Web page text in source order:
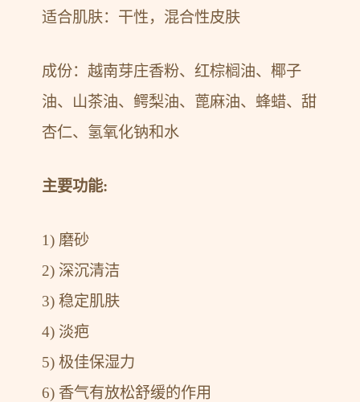
适合肌肤：干性，混合性皮肤
成份：越南芽庄香粉、红棕榈油、椰子
油、山茶油、鳄梨油、蓖麻油、蜂蜡、甜
杏仁、氢氧化钠和水
主要功能:
1) 磨砂
2) 深沉清洁
3) 稳定肌肤
4) 淡疤
5) 极佳保湿力
6) 香气有放松舒缓的作用